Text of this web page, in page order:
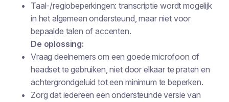
Taal-/regiobeperkingen: transcriptie wordt mogelijk
in het algemeen ondersteund, maar niet voor
bepaalde talen of accenten.
De oplossing:
Vraag deelnemers om een goede microfoon of
headset te gebruiken, niet door elkaar te praten en
achtergrondgeluid tot een minimum te beperken.
Zorg dat iedereen een ondersteunde versie van